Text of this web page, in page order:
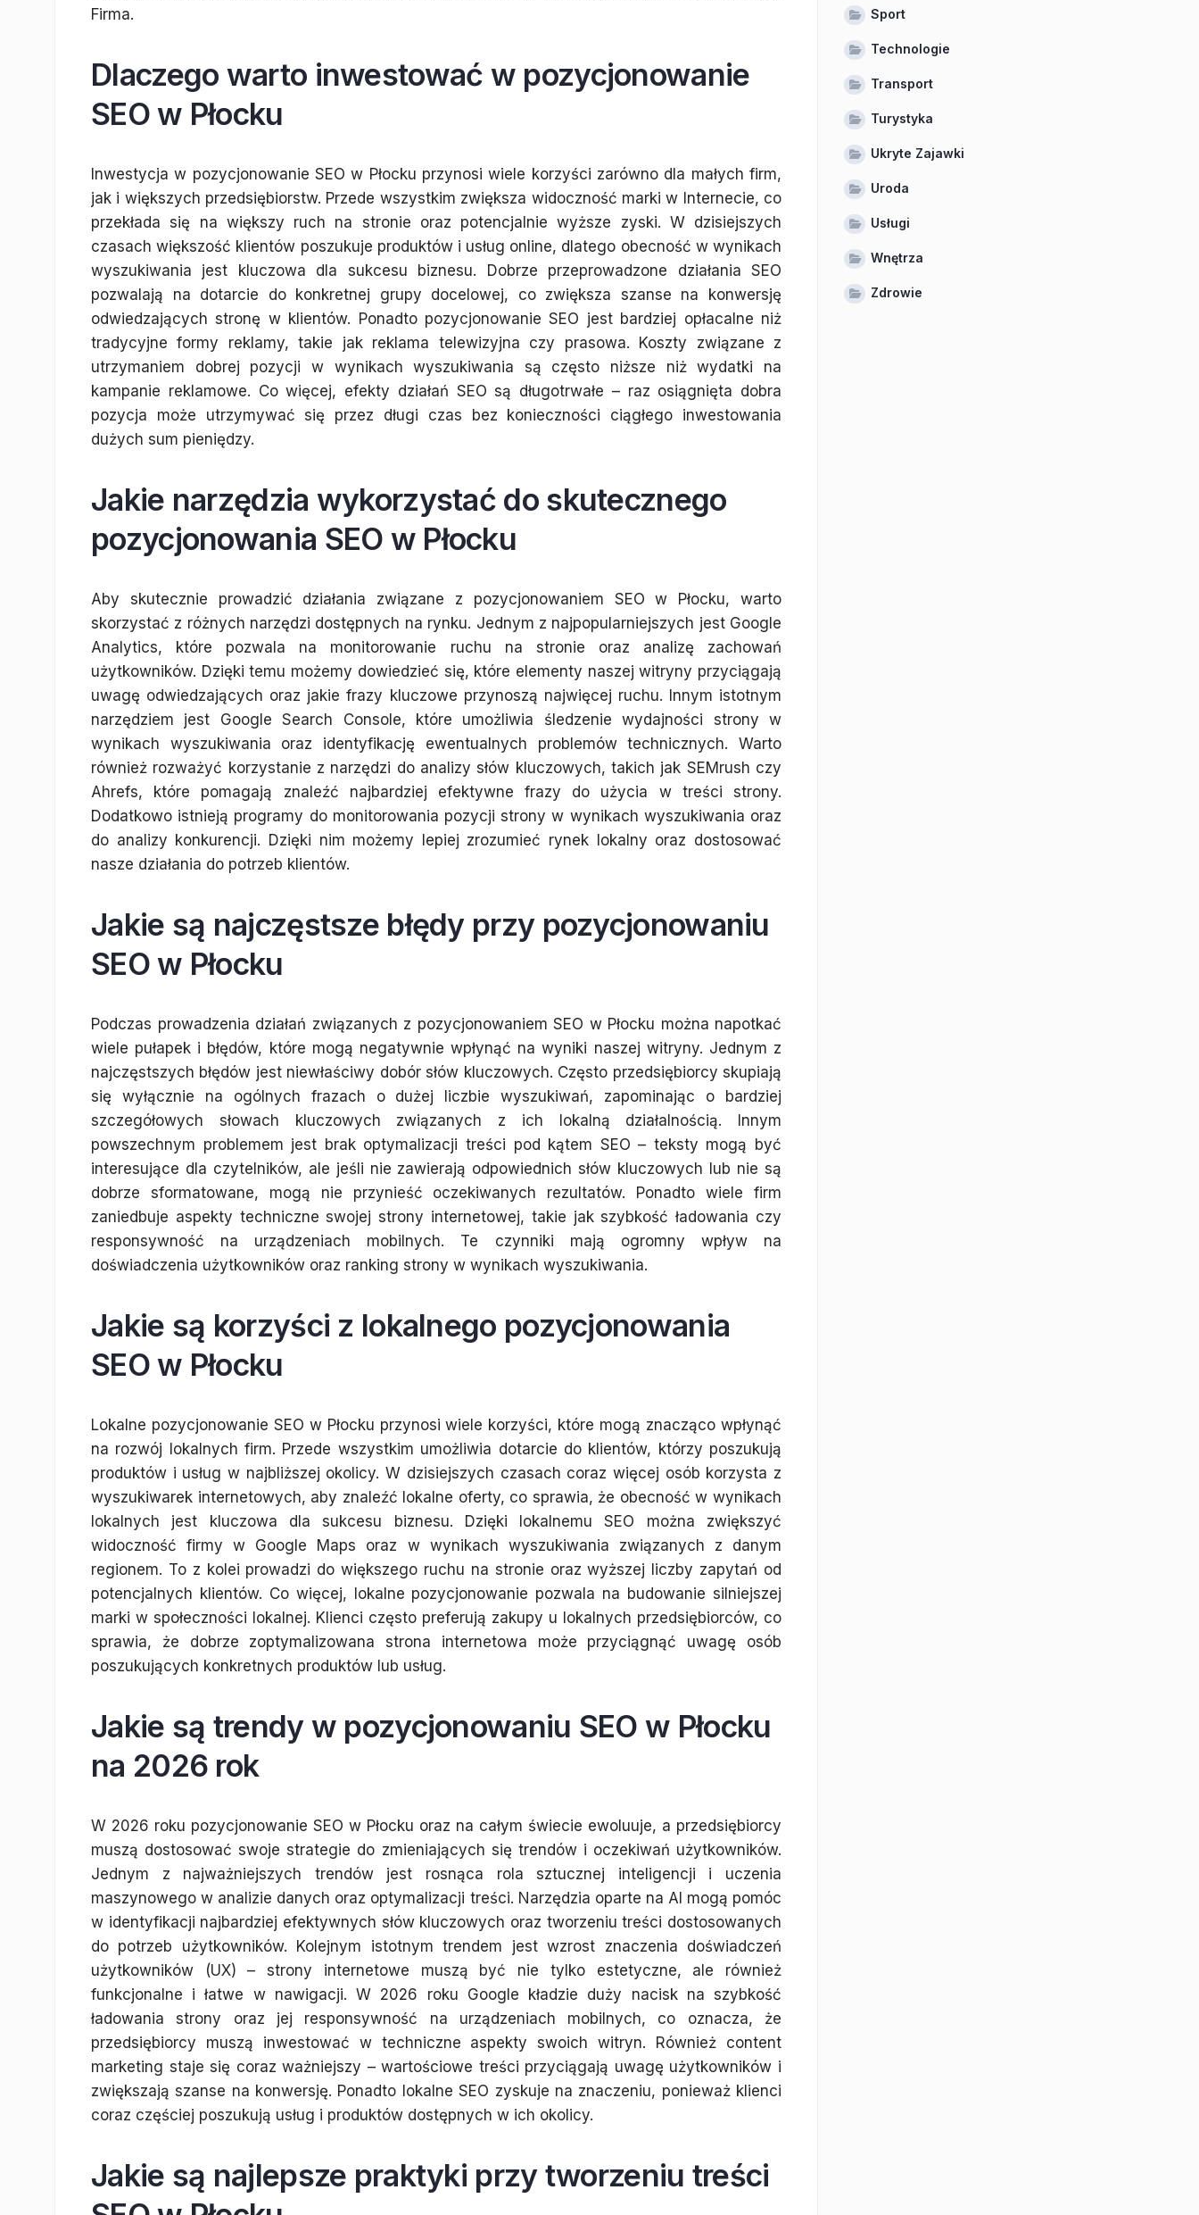
Firma.
Dlaczego warto inwestować w pozycjonowanie
SEO w Płocku
Inwestycja w pozycjonowanie SEO w Płocku przynosi wiele korzyści zarówno dla małych firm,
jak i większych przedsiębiorstw. Przede wszystkim zwiększa widoczność marki w Internecie, co
przekłada się na większy ruch na stronie oraz potencjalnie wyższe zyski. W dzisiejszych
czasach większość klientów poszukuje produktów i usług online, dlatego obecność w wynikach
wyszukiwania jest kluczowa dla sukcesu biznesu. Dobrze przeprowadzone działania SEO
pozwalają na dotarcie do konkretnej grupy docelowej, co zwiększa szanse na konwersję
odwiedzających stronę w klientów. Ponadto pozycjonowanie SEO jest bardziej opłacalne niż
tradycyjne formy reklamy, takie jak reklama telewizyjna czy prasowa. Koszty związane z
utrzymaniem dobrej pozycji w wynikach wyszukiwania są często niższe niż wydatki na
kampanie reklamowe. Co więcej, efekty działań SEO są długotrwałe – raz osiągnięta dobra
pozycja może utrzymywać się przez długi czas bez konieczności ciągłego inwestowania
dużych sum pieniędzy.
Jakie narzędzia wykorzystać do skutecznego
pozycjonowania SEO w Płocku
Aby skutecznie prowadzić działania związane z pozycjonowaniem SEO w Płocku, warto
skorzystać z różnych narzędzi dostępnych na rynku. Jednym z najpopularniejszych jest Google
Analytics, które pozwala na monitorowanie ruchu na stronie oraz analizę zachowań
użytkowników. Dzięki temu możemy dowiedzieć się, które elementy naszej witryny przyciągają
uwagę odwiedzających oraz jakie frazy kluczowe przynoszą najwięcej ruchu. Innym istotnym
narzędziem jest Google Search Console, które umożliwia śledzenie wydajności strony w
wynikach wyszukiwania oraz identyfikację ewentualnych problemów technicznych. Warto
również rozważyć korzystanie z narzędzi do analizy słów kluczowych, takich jak SEMrush czy
Ahrefs, które pomagają znaleźć najbardziej efektywne frazy do użycia w treści strony.
Dodatkowo istnieją programy do monitorowania pozycji strony w wynikach wyszukiwania oraz
do analizy konkurencji. Dzięki nim możemy lepiej zrozumieć rynek lokalny oraz dostosować
nasze działania do potrzeb klientów.
Jakie są najczęstsze błędy przy pozycjonowaniu
SEO w Płocku
Podczas prowadzenia działań związanych z pozycjonowaniem SEO w Płocku można napotkać
wiele pułapek i błędów, które mogą negatywnie wpłynąć na wyniki naszej witryny. Jednym z
najczęstszych błędów jest niewłaściwy dobór słów kluczowych. Często przedsiębiorcy skupiają
się wyłącznie na ogólnych frazach o dużej liczbie wyszukiwań, zapominając o bardziej
szczegółowych słowach kluczowych związanych z ich lokalną działalnością. Innym
powszechnym problemem jest brak optymalizacji treści pod kątem SEO – teksty mogą być
interesujące dla czytelników, ale jeśli nie zawierają odpowiednich słów kluczowych lub nie są
dobrze sformatowane, mogą nie przynieść oczekiwanych rezultatów. Ponadto wiele firm
zaniedbuje aspekty techniczne swojej strony internetowej, takie jak szybkość ładowania czy
responsywność na urządzeniach mobilnych. Te czynniki mają ogromny wpływ na
doświadczenia użytkowników oraz ranking strony w wynikach wyszukiwania.
Jakie są korzyści z lokalnego pozycjonowania
SEO w Płocku
Lokalne pozycjonowanie SEO w Płocku przynosi wiele korzyści, które mogą znacząco wpłynąć
na rozwój lokalnych firm. Przede wszystkim umożliwia dotarcie do klientów, którzy poszukują
produktów i usług w najbliższej okolicy. W dzisiejszych czasach coraz więcej osób korzysta z
wyszukiwarek internetowych, aby znaleźć lokalne oferty, co sprawia, że obecność w wynikach
lokalnych jest kluczowa dla sukcesu biznesu. Dzięki lokalnemu SEO można zwiększyć
widoczność firmy w Google Maps oraz w wynikach wyszukiwania związanych z danym
regionem. To z kolei prowadzi do większego ruchu na stronie oraz wyższej liczby zapytań od
potencjalnych klientów. Co więcej, lokalne pozycjonowanie pozwala na budowanie silniejszej
marki w społeczności lokalnej. Klienci często preferują zakupy u lokalnych przedsiębiorców, co
sprawia, że dobrze zoptymalizowana strona internetowa może przyciągnąć uwagę osób
poszukujących konkretnych produktów lub usług.
Jakie są trendy w pozycjonowaniu SEO w Płocku
na 2026 rok
W 2026 roku pozycjonowanie SEO w Płocku oraz na całym świecie ewoluuje, a przedsiębiorcy
muszą dostosować swoje strategie do zmieniających się trendów i oczekiwań użytkowników.
Jednym z najważniejszych trendów jest rosnąca rola sztucznej inteligencji i uczenia
maszynowego w analizie danych oraz optymalizacji treści. Narzędzia oparte na AI mogą pomóc
w identyfikacji najbardziej efektywnych słów kluczowych oraz tworzeniu treści dostosowanych
do potrzeb użytkowników. Kolejnym istotnym trendem jest wzrost znaczenia doświadczeń
użytkowników (UX) – strony internetowe muszą być nie tylko estetyczne, ale również
funkcjonalne i łatwe w nawigacji. W 2026 roku Google kładzie duży nacisk na szybkość
ładowania strony oraz jej responsywność na urządzeniach mobilnych, co oznacza, że
przedsiębiorcy muszą inwestować w techniczne aspekty swoich witryn. Również content
marketing staje się coraz ważniejszy – wartościowe treści przyciągają uwagę użytkowników i
zwiększają szanse na konwersję. Ponadto lokalne SEO zyskuje na znaczeniu, ponieważ klienci
coraz częściej poszukują usług i produktów dostępnych w ich okolicy.
Jakie są najlepsze praktyki przy tworzeniu treści
Sport
Technologie
Transport
Turystyka
Ukryte Zajawki
Uroda
Usługi
Wnętrza
Zdrowie